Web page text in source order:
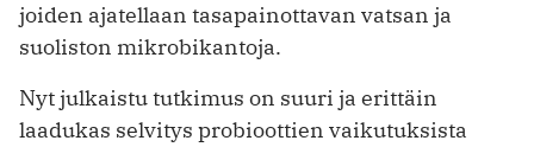
joiden ajatellaan tasapainottavan vatsan ja
suoliston mikrobikantoja.
Nyt julkaistu tutkimus on suuri ja erittäin
laadukas selvitys probioottien vaikutuksista